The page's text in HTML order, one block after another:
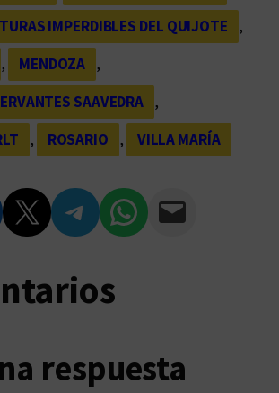
IMPERDIBLES DEL QUIJOTE
,
, MENDOZA
,
SAAVEDRA
,
, ROSARIO , VILLA MARÍA
Compartir en Twitter Compartir en Telegram Compartir en WhatsApp Compartir vía Email
respuesta